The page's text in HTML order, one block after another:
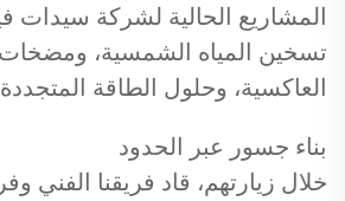
المشاريع الحالية لشركة سيدات
تسخين المياه الشمسية، ومضخات
العاكسية، وحلول الطاقة
بناء جسور عبر الحدود
خلال زيارتهم، قاد فريقنا الفني